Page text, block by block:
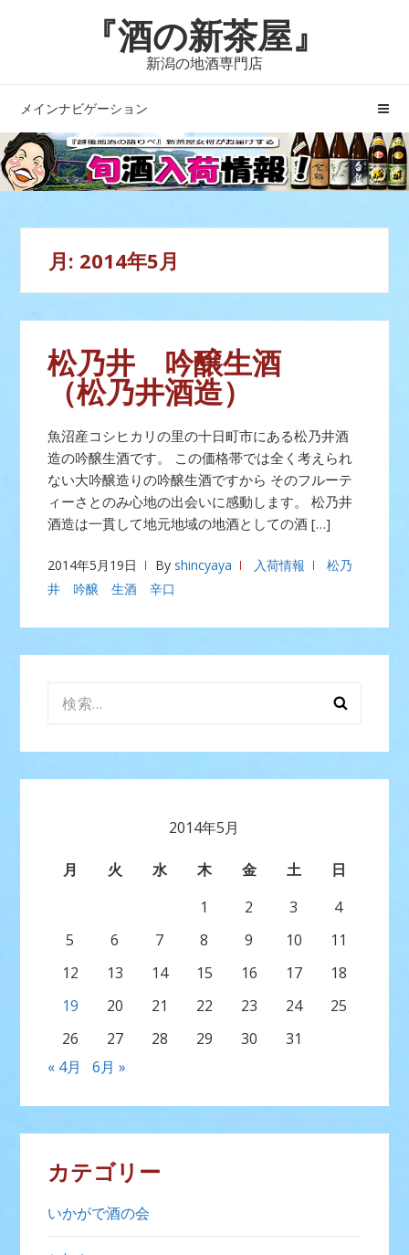
シ
ョ
ン
へ
キ
ツ
へ
ス
キ
プ
『酒の新茶屋』
新潟の地酒専門店
メインナビゲーション
月: 2014年5月
松乃井 吟醸生酒
（松乃井酒造）
魚沼産コシヒカリの里の十日町市にある松乃井酒
造の吟醸生酒です。 この価格帯では全く考えられ
ない大吟醸造りの吟醸生酒ですから そのフルーテ
ィーさとのみ心地の出会いに感動します。 松乃井
酒造は一貫して地元地域の地酒としての酒 […]
2014年5月19日 By shincyaya 入荷情報
松乃
井 吟醸 生酒 辛口
索:
2014年5月
月 火 水 木 金 土
日
1
2 3
4
5
6 7 8 9 10
11
12
13 14 15 16 17
18
19
20 21 22 23 24
25
26
27 28 29 30
31
« 4月
6月 »
カテゴリー
いかがで酒の会